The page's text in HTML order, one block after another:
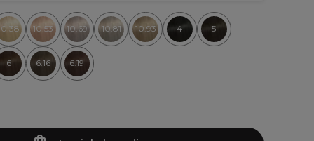
10.53 10.69 10.81 10.93 4 5
6 6.16 6.19